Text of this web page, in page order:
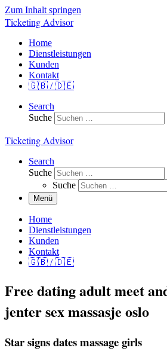
Zum Inhalt springen
Ticketing Advisor
Home
Dienstleistungen
Kunden
Kontakt
🇬🇧 / 🇩🇪
Search
Suche
Ticketing Advisor
Search
Suche
Suche
Menü
Home
Dienstleistungen
Kunden
Kontakt
🇬🇧 / 🇩🇪
Free dating adult meet
jenter sex massasje oslo
Star signs dates massage girls